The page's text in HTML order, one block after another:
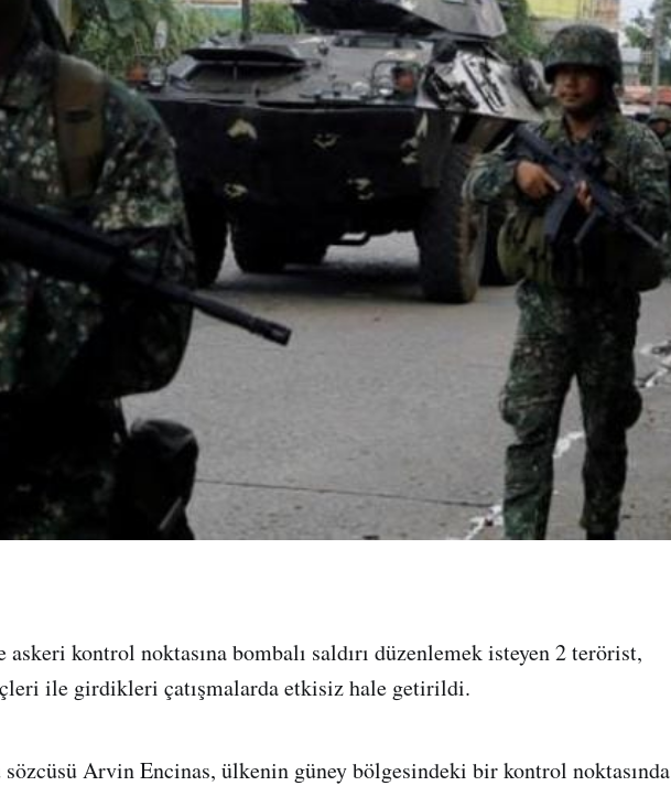
kontrol noktasına bombalı saldırı düzenlemek isteyen 2 terörist,
ile girdikleri çatışmalarda etkisiz hale getirildi.
Arvin Encinas, ülkenin güney bölgesindeki bir kontrol noktasında